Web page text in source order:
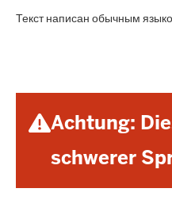
Текст написан обычным
Achtung:
schwerer